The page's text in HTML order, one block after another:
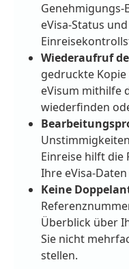
Genehmigungs-
eVisa-Status
Wiederaufruf
gedruckte Kopie
eVisum mithilfe
wiederfinden
Einreise hilft die
Ihre eVisa-
Keine
Überblick über
Sie nicht
stellen.